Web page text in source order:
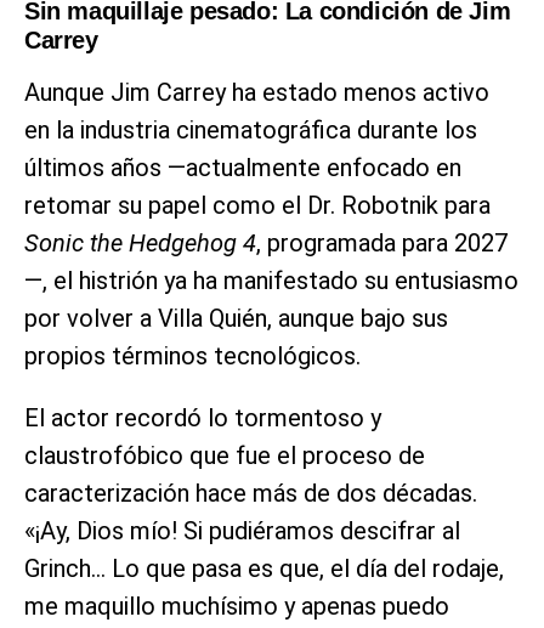
Sin maquillaje pesado: La condición de Jim
Carrey
Aunque Jim Carrey ha estado menos activo
en la industria cinematográfica durante los
últimos años —actualmente enfocado en
retomar su papel como el Dr. Robotnik para
Sonic the Hedgehog 4, programada para 2027
—, el histrión ya ha manifestado su entusiasmo
por volver a Villa Quién, aunque bajo sus
propios términos tecnológicos.
El actor recordó lo tormentoso y
claustrofóbico que fue el proceso de
caracterización hace más de dos décadas.
«¡Ay, Dios mío! Si pudiéramos descifrar al
Grinch… Lo que pasa es que, el día del rodaje,
me maquillo muchísimo y apenas puedo